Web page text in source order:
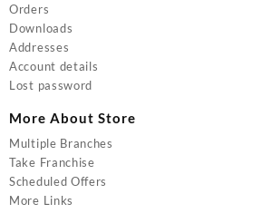
Orders
Downloads
Addresses
Account details
Lost password
More About Store
Multiple Branches
Take Franchise
Scheduled Offers
More Links